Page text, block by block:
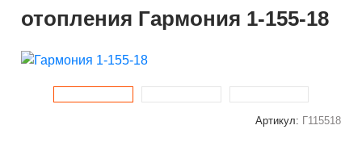
отопления Гармония 1-155-18
Артикул: Г115518